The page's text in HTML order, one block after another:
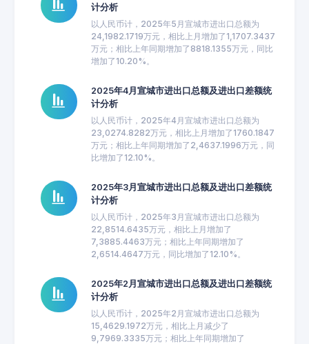
计分析
以人民币计，2025年5月宣城市进出口总额为
24,1982.1719万元，相比上月增加了1,1707.3437
万元；相比上年同期增加了8818.1355万元，同比
增加了10.20%。
2025年4月宣城市进出口总额及进出口差额统
计分析
以人民币计，2025年4月宣城市进出口总额为
23,0274.8282万元，相比上月增加了1760.1847
万元；相比上年同期增加了2,4637.1996万元，同
比增加了12.10%。
2025年3月宣城市进出口总额及进出口差额统
计分析
以人民币计，2025年3月宣城市进出口总额为
22,8514.6435万元，相比上月增加了
7,3885.4463万元；相比上年同期增加了
2,6514.4647万元，同比增加了12.10%。
2025年2月宣城市进出口总额及进出口差额统
计分析
以人民币计，2025年2月宣城市进出口总额为
15,4629.1972万元，相比上月减少了
9,7969.3335万元；相比上年同期增加了